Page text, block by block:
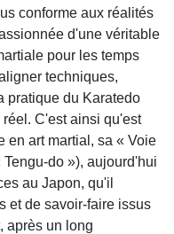
conforme aux réalités
d'une véritable
pour les temps
techniques,
pratique du Karatedo
C'est ainsi qu'est
en art martial, sa « Voie
do »), aujourd'hui
au Japon, qu'il
et de savoir-faire issus
après un long